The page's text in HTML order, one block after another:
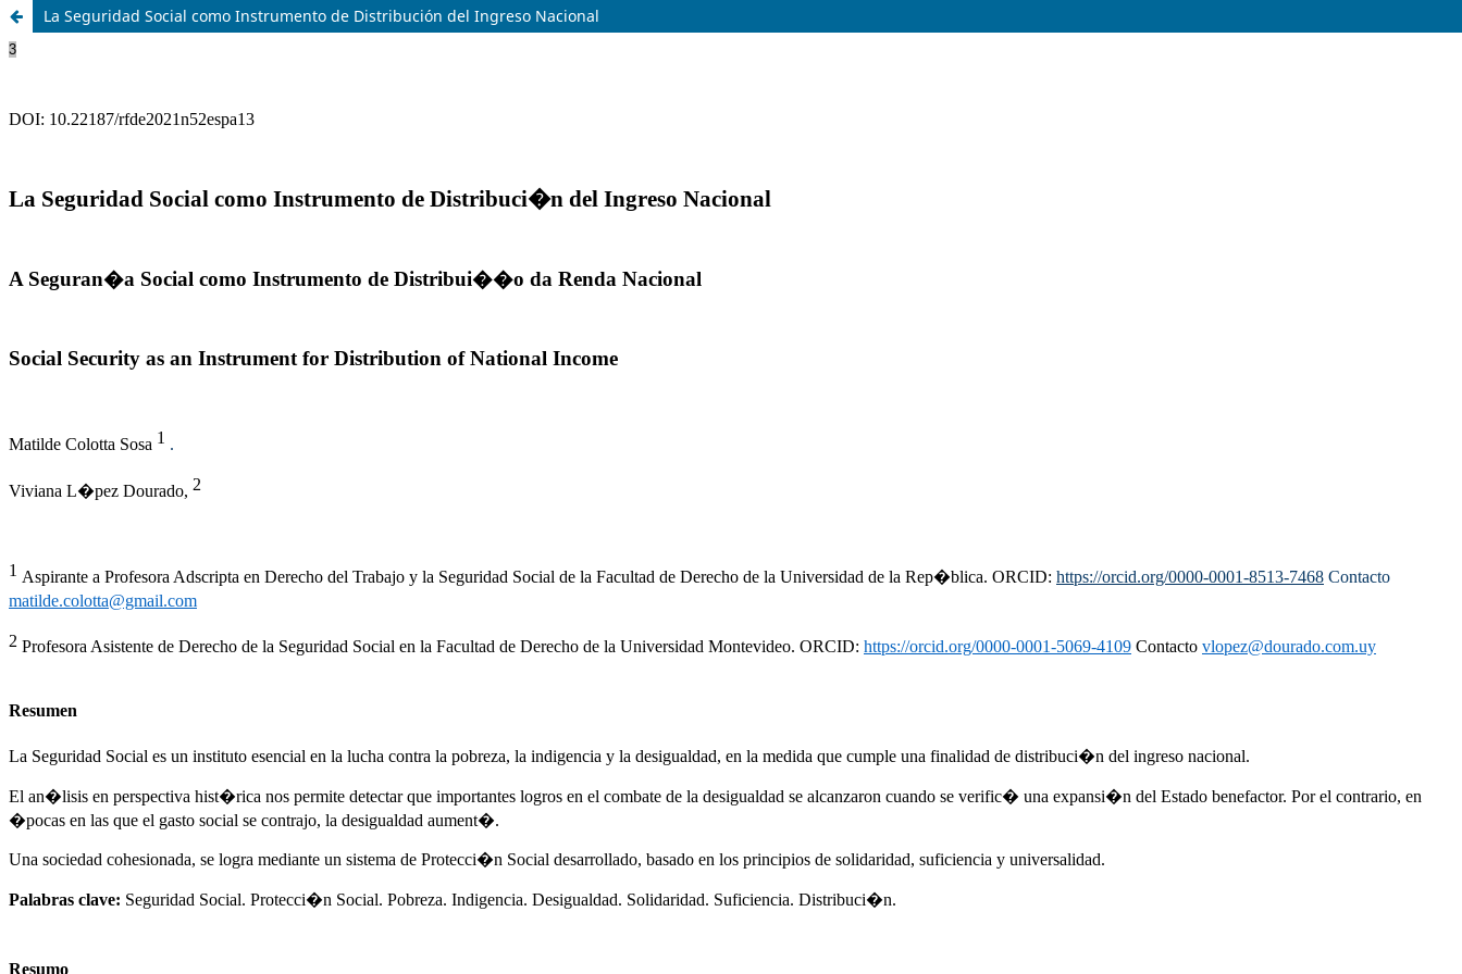
La Seguridad Social como Instrumento de Distribución del Ingreso Nacional